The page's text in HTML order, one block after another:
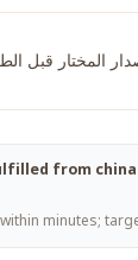
المختار قبل
from
minutes;